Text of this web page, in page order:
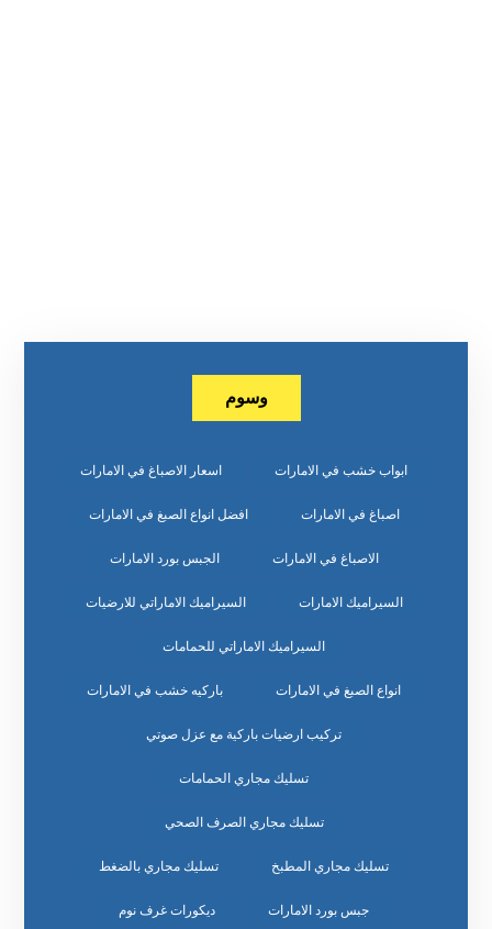
وسوم
ابواب خشب في الامارات اسعار الاصباغ في الامارات
اصباغ في الامارات افضل انواع الصبغ في الامارات
الاصباغ في الامارات الجبس بورد الامارات
السيراميك الامارات السيراميك الاماراتي للارضيات
السيراميك الاماراتي للحمامات
انواع الصبغ في الامارات باركيه خشب في الامارات
تركيب ارضيات باركية مع عزل صوتي
تسليك مجاري الحمامات
تسليك مجاري الصرف الصحي
تسليك مجاري المطبخ تسليك مجاري بالضغط
جبس بورد الامارات ديكورات غرف نوم